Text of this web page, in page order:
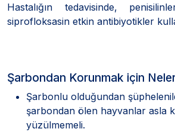
Hastalığın tedavisinde,
siprofloksasin etkin antibiyotikler
Şarbondan Korunmak için Neler
Şarbonlu olduğundan
şarbondan ölen hayvanlar asla
yüzülmemeli.